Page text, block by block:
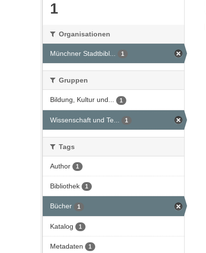
1
Organisationen
Münchner Stadtbibl... 1
Gruppen
Bildung, Kultur und... 1
Wissenschaft und Te... 1
Tags
Author 1
Bibliothek 1
Bücher 1
Katalog 1
Metadaten 1